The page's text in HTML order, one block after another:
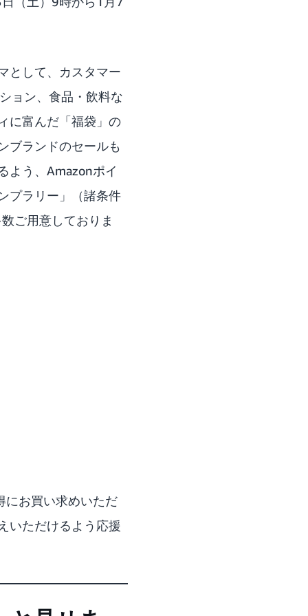
として、カスタマー
ョン、食品・飲料な
に富んだ「福袋」の
ブランドのセールも
よう、Amazonポイ
プラリー」（諸条件
ご用意しておりま
にお買い求めいただ
いただけるよう応援